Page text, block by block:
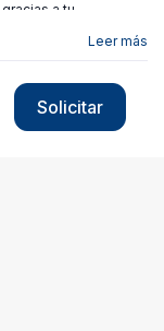
gracias a tu
de Acceso,Leer más
Solicitar